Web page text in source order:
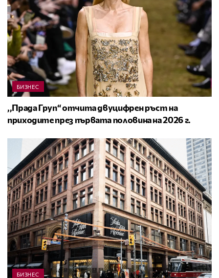
БИЗНЕС
,,Прада Груп“ отчита двуцифрен ръст на
приходите през първата половина на 2026 г.
БИЗНЕС